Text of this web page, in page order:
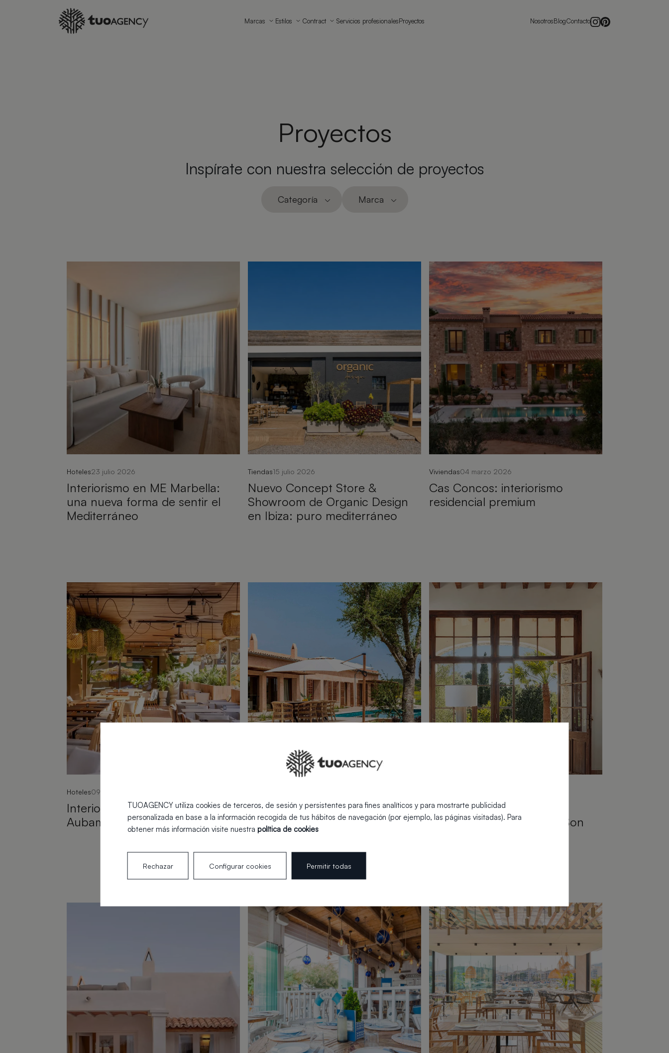
Marcas Estilos Contract Servicios profesionalesProyectos NosotrosBlogContacto
Proyectos
Inspírate con nuestra selección de proyectos
Categoría Marca
Hoteles23 julio 2026
Interiorismo en ME Marbella:
una nueva forma de sentir el
Mediterráneo
Tiendas15 julio 2026
Nuevo Concept Store &
Showroom de Organic Design
en Ibiza: puro mediterráneo
Viviendas04 marzo 2026
Cas Concos: interiorismo
residencial premium
Hoteles09 febrero 2026
Interiorismo para Hotel
Aubamar Palma Resort
Vivienda Binificat en Llucmajor
Decoración para Masías
Restauradas - Proyecto: Son
TUOAGENCY utiliza cookies de terceros, de sesión y persistentes para fines analíticos y para mostrarte publicidad
personalizada en base a la información recogida de tus hábitos de navegación (por ejemplo, las páginas visitadas). Para
obtener más información visite nuestra política de cookies
Rechazar Configurar cookies Permitir todas